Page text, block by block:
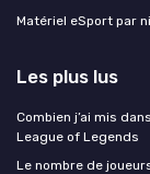
Matériel eSport par
Les plus lus
Combien j’ai mis
League of Legends
Le nombre de